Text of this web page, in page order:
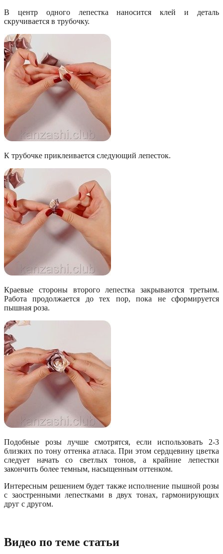
В центр одного лепестка наносится клей и деталь
скручивается в трубочку.
К трубочке приклеивается следующий лепесток.
Краевые стороны второго лепестка закрываются третьим.
Работа продолжается до тех пор, пока не сформируется
пышная роза.
Подобные розы лучше смотрятся, если использовать 2-3
близких по тону оттенка атласа. При этом сердцевину цветка
следует начать со светлых тонов, а крайние лепестки
закончить более темным, насыщенным оттенком.
Интересным решением будет также исполнение пышной розы
с заостренными лепестками в двух тонах, гармонирующих
друг с другом.
Видео по теме статьи